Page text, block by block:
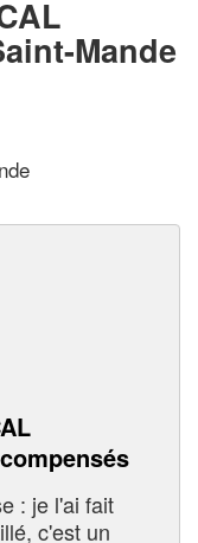
Mande
: je l'ai fait
c'est un